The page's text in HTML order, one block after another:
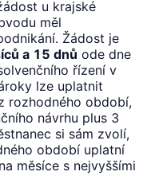
u krajské
měl
Žádost je
a 15 dnů ode dne
řízení v
lze uplatnit
rozhodného období,
návrhu plus 3
si sám zvolí,
období uplatní
měsíce s nejvyššími